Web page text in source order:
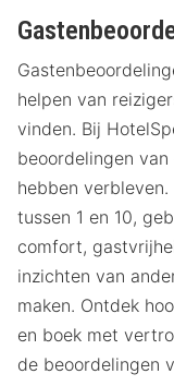
helpen van
vinden. Bij
beoordelingen
hebben
tussen 1 en 10,
comfort,
inzichten van
maken. Ontdek
en boek met
de beoordelingen